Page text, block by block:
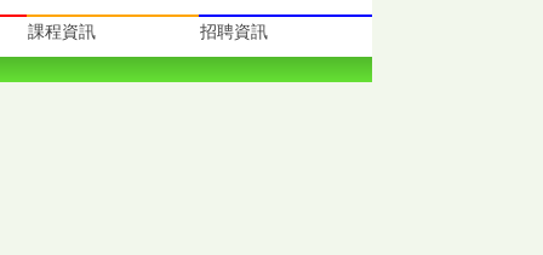
課程資訊 招聘資訊